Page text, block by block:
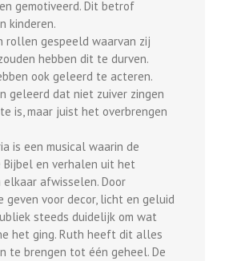
gemotiveerd. Dit betrof
kinderen.
rollen gespeeld waarvan zij
hebben dit te durven.
ook geleerd te acteren.
geleerd dat niet zuiver zingen
is, maar juist het overbrengen
is een musical waarin de
en verhalen uit het
afwisselen. Door
geven voor decor, licht en geluid
steeds duidelijk om wat
het ging. Ruth heeft dit alles
te brengen tot één geheel. De